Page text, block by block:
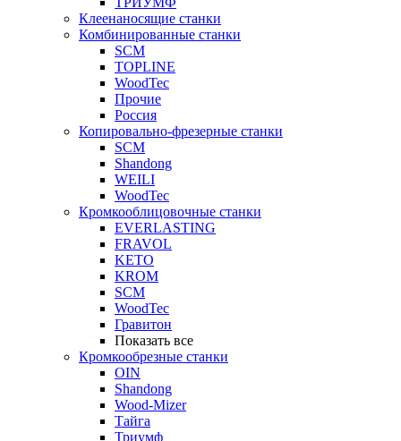
Клеенаносящие станки
Комбинированные станки
SCM
TOPLINE
WoodTec
Прочие
Россия
Копировально-фрезерные станки
SCM
Shandong
WEILI
WoodTec
Кромкооблицовочные станки
EVERLASTING
FRAVOL
KETO
KROM
SCM
WoodTec
Гравитон
Показать все
Кромкообрезные станки
OIN
Shandong
Wood-Mizer
Тайга
Триумф